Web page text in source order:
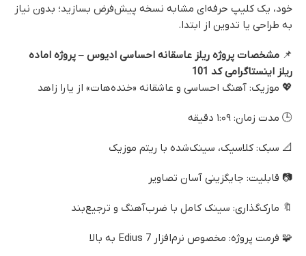
خود، یک کلیپ حرفه‌ای مشابه نسخه پیش‌فرض بسازید؛ بدون نیاز
به طراحی یا تدوین از ابتدا.
📌 مشخصات پروژه ریلز عاسقانه احساسی ادیوس – پروژه اماده
ریلز اینستاگرامی کد 101
💖 موزیک: آهنگ احساسی و عاشقانه «خنده‌هات» از یارا زاهد
🕒 مدت زمان: ۱:۰۹ دقیقه
📐 سبک: کلاسیک، سینک‌شده با ریتم موزیک
📷 قابلیت: جایگزینی آسان تصاویر
🔖 مارک‌گذاری: سینک کامل با ضرب‌آهنگ و ترجیع‌بند
🧩 فرمت پروژه: مخصوص نرم‌افزار Edius 7 به بالا